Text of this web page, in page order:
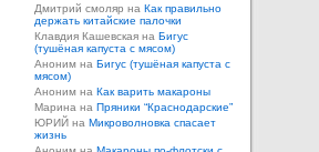
Дмитрий смоляр на Как правильно
держать китайские палочки
Клавдия Кашевская на Бигус
(тушёная капуста с мясом)
Аноним на Бигус (тушёная капуста с
мясом)
Аноним на Как варить макароны
Марина на Пряники “Краснодарские”
ЮРИЙ на Микроволновка спасает
жизнь